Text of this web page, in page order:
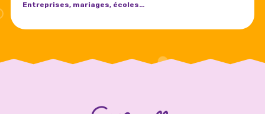
Entreprises, mariages, écoles…